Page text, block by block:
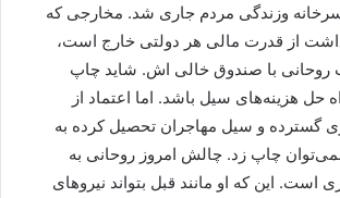
وزندگی مردم جاری شد. مخارجی که
از قدرت مالی هر دولتی خارج است،
روحانی با صندوق خالی اش. شاید چاپ
حل هزینه‌های سیل باشد. اما اعتماد از
گسترده و سیل مهاجران تحصیل کرده به
چاپ زد. چالش امروز روحانی به
است. این که او مانند قبل بتواند نیروهای